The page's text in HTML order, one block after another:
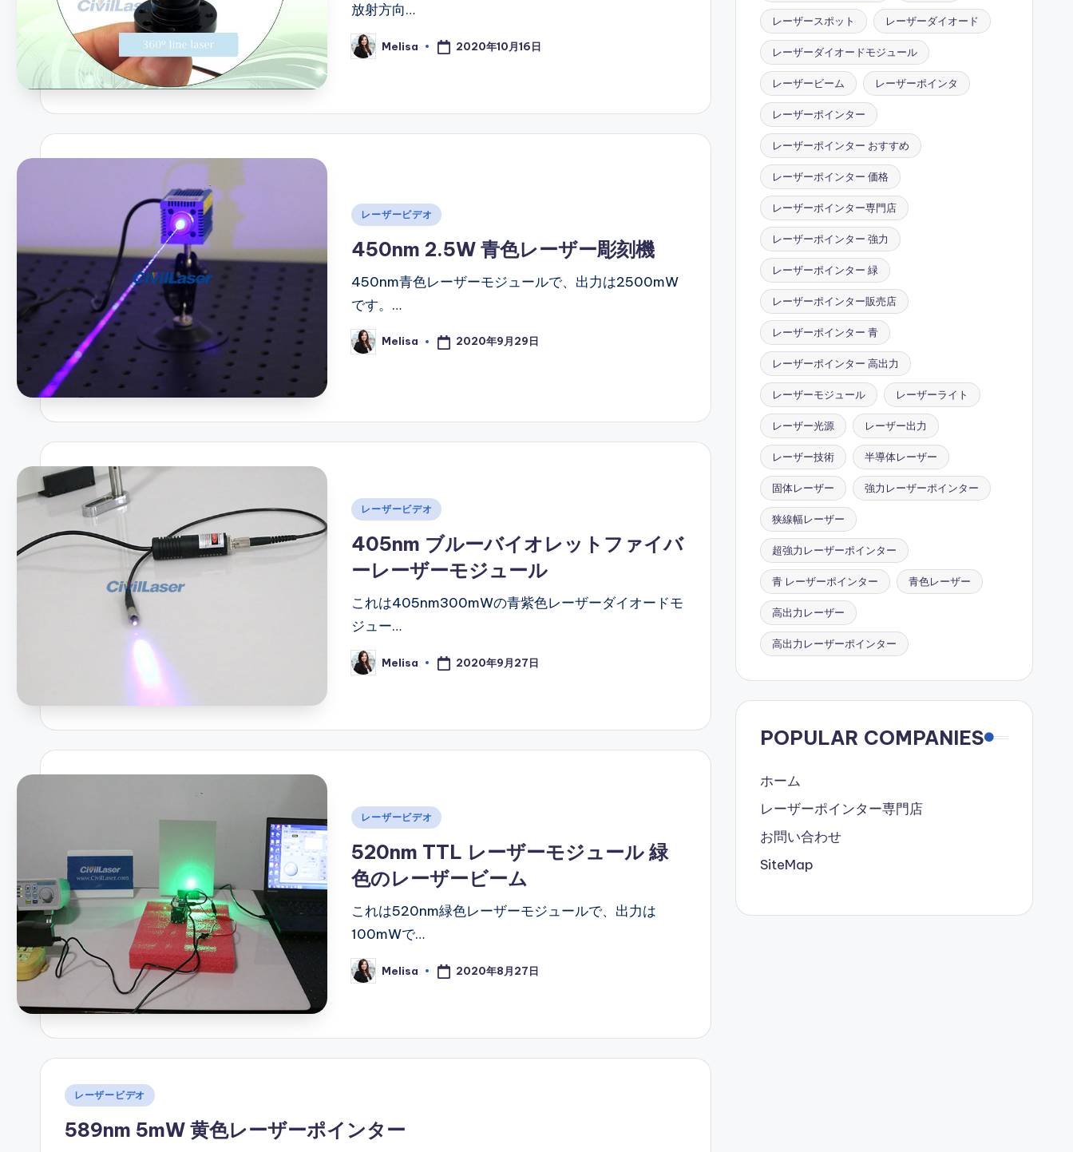
放射方向…
Posted
by
Melisa 2020年10月16日
Posted
レーザービデオ
450nm 2.5W 青色レーザー彫刻機
450nm青色レーザーモジュールで、出力は2500mW
です。…
Posted
by
Melisa 2020年9月29日
Posted
レーザービデオ
405nm ブルーバイオレットファイバ
ーレーザーモジュール
これは405nm300mWの青紫色レーザーダイオードモ
ジュー…
Posted
by
Melisa 2020年9月27日
Posted
レーザービデオ
520nm TTL レーザーモジュール 緑
色のレーザービーム
これは520nm緑色レーザーモジュールで、出力は
100mWで…
Posted
by
Melisa 2020年8月27日
Posted
レーザービデオ
589nm 5mW 黄色レーザーポインター
レーザースポット レーザーダイオード
レーザーダイオードモジュール
レーザービーム レーザーポインタ
レーザーポインター
レーザーポインター おすすめ
レーザーポインター 価格
レーザーポインター専門店
レーザーポインター 強力
レーザーポインター 緑
レーザーポインター販売店
レーザーポインター 青
レーザーポインター 高出力
レーザーモジュール レーザーライト
レーザー光源 レーザー出力
レーザー技術 半導体レーザー
固体レーザー 強力レーザーポインター
狭線幅レーザー
超強力レーザーポインター
青 レーザーポインター 青色レーザー
高出力レーザー
高出力レーザーポインター
POPULAR COMPANIES
ホーム
レーザーポインター専門店
お問い合わせ
SiteMap